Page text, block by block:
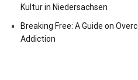
Kultur in Niedersachsen
Breaking Free: A Guide on
Addiction